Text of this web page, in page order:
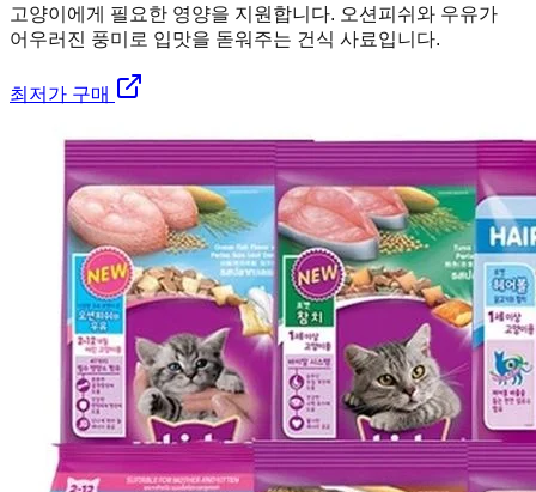
고양이에게 필요한 영양을 지원합니다. 오션피쉬와 우유가
어우러진 풍미로 입맛을 돋워주는 건식 사료입니다.
최저가 구매